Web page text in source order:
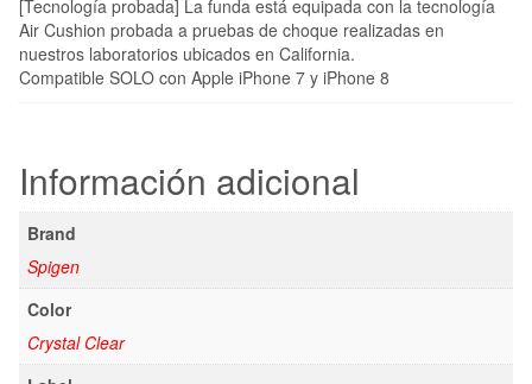
[Tecnología probada] La funda está equipada con la tecnología
Air Cushion probada a pruebas de choque realizadas en
nuestros laboratorios ubicados en California.
Compatible SOLO con Apple iPhone 7 y iPhone 8
Información adicional
Brand
Spigen
Color
Crystal Clear